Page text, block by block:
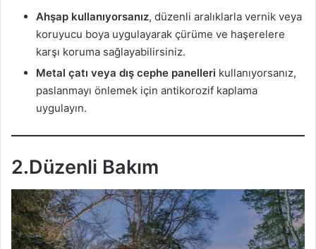
Ahşap kullanıyorsanız, düzenli aralıklarla vernik veya
koruyucu boya uygulayarak çürüme ve haşerelere
karşı koruma sağlayabilirsiniz.
Metal çatı veya dış cephe panelleri kullanıyorsanız,
paslanmayı önlemek için antikorozif kaplama
uygulayın.
2.Düzenli Bakım